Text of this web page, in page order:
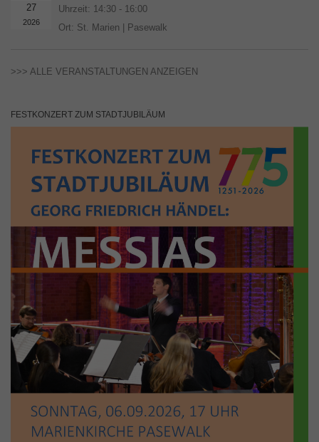
27
2026
Uhrzeit: 14:30 - 16:00
Ort: St. Marien | Pasewalk
>>> ALLE VERANSTALTUNGEN ANZEIGEN
FESTKONZERT ZUM STADTJUBILÄUM